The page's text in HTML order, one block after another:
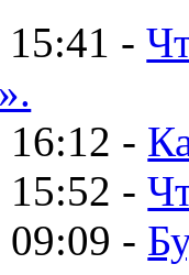
-
16:12 -
15:52 -
09:09 -